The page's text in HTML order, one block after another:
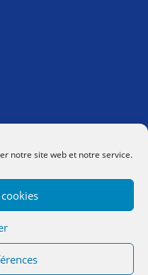
notre site web et notre service.